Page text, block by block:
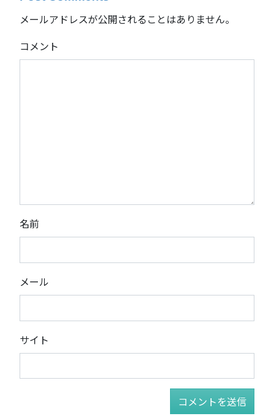
メールアドレスが公開されることはありません。
コメント
名前
メール
サイト